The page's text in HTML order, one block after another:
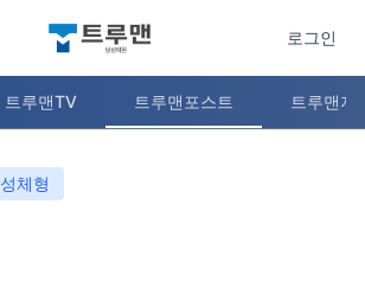
로그인
트루맨TV 트루맨포스트 트루맨지
체형